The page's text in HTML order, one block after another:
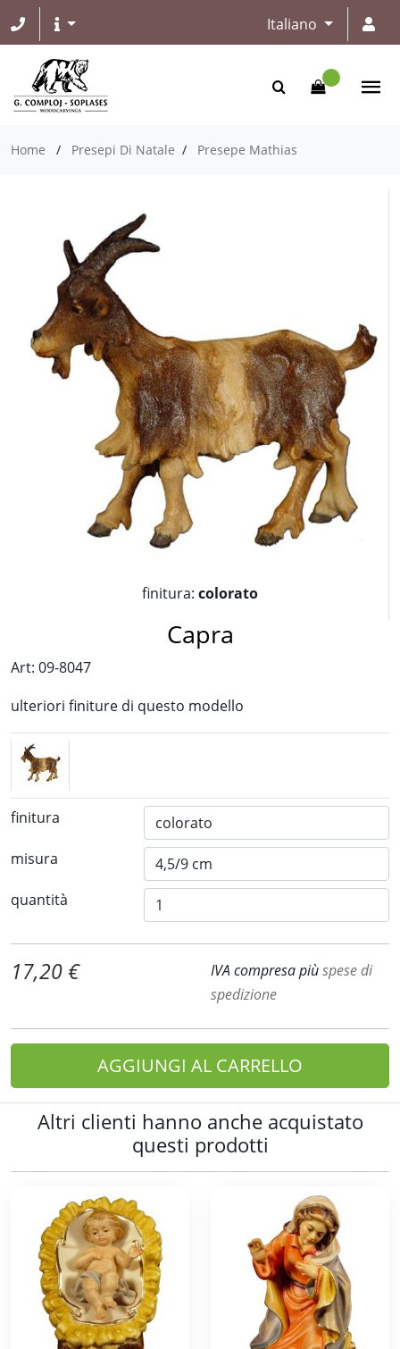
Italiano
Home / Presepi Di Natale / Presepe Mathias
finitura: colorato
Capra
Art: 09-8047
ulteriori finiture di questo modello
finitura
misura
quantità
17,20 € IVA compresa piùspese di
spedizione
AGGIUNGI AL CARRELLO
Altri clienti hanno anche acquistato
questi prodotti